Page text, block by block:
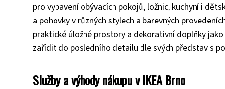
pro vybavení obývacích pokojů, ložnic, kuchyní i
a pohovky v různých stylech a barevných
praktické úložné prostory a dekorativní doplňky
zařídit do posledního detailu dle svých představ s
Služby a výhody nákupu v IKEA Brno